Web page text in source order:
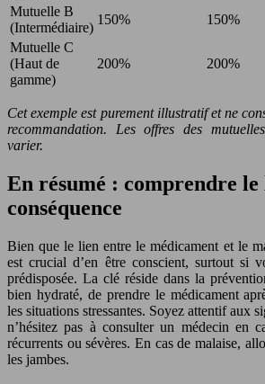
Mutuelle B
(Intermédiaire)
150% 150%
Mutuelle C
(Haut de
gamme)
200% 200%
Cet exemple est purement illustratif et ne
recommandation. Les offres des
varier.
En résumé : comprendre
conséquence
Bien que le lien entre le médicament et le
est crucial d’en être conscient, surtout si
prédisposée. La clé réside dans la
bien hydraté, de prendre le médicament
les situations stressantes. Soyez attentif aux
n’hésitez pas à consulter un médecin en
récurrents ou sévères. En cas de malaise,
les jambes.